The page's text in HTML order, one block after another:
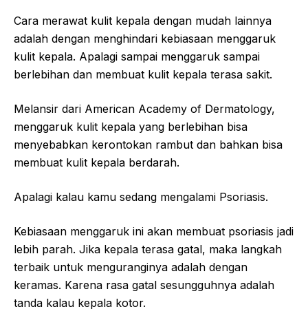
Cara merawat kulit kepala dengan mudah lainnya
adalah dengan menghindari kebiasaan menggaruk
kulit kepala. Apalagi sampai menggaruk sampai
berlebihan dan membuat kulit kepala terasa sakit.
Melansir dari American Academy of Dermatology,
menggaruk kulit kepala yang berlebihan bisa
menyebabkan kerontokan rambut dan bahkan bisa
membuat kulit kepala berdarah.
Apalagi kalau kamu sedang mengalami Psoriasis.
Kebiasaan menggaruk ini akan membuat psoriasis jadi
lebih parah. Jika kepala terasa gatal, maka langkah
terbaik untuk menguranginya adalah dengan
keramas. Karena rasa gatal sesungguhnya adalah
tanda kalau kepala kotor.